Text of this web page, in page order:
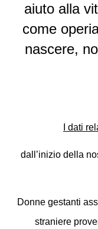
aiuto alla
come
nascere,
I dati
dall’inizio della
Donne gestanti
straniere